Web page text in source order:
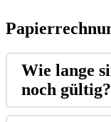
Wie lange
noch gültig?